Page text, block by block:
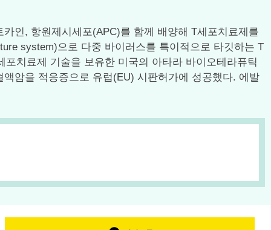
인, 항원제시세포(APC)를 함께 배양해 T세포치료제를
system)으로 다중 바이러스를 특이적으로 타깃하는 T
치료제 기술을 보유한 미국의 아타라 바이오테라퓨틱
암을 적응증으로 유럽(EU) 시판허가에 성공했다. 에발